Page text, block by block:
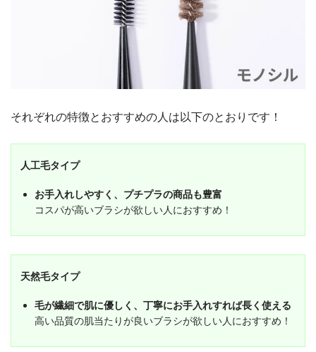
それぞれの特徴とおすすめの人は以下のとおりです！
人工毛タイプ
お手入れしやすく、プチプラの商品も豊富
コスパが高いブラシが欲しい人におすすめ！
天然毛タイプ
毛が繊細で肌に優しく、丁寧にお手入れすれば長く使える
高い品質の肌当たりが良いブラシが欲しい人におすすめ！